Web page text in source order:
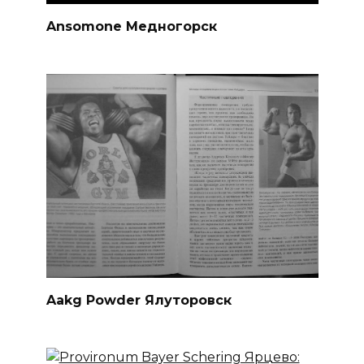
Ansomone Медногорск
Aakg Powder Ялуторовск